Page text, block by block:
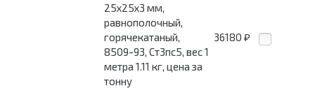
25x25x3 мм,
равнополочный,
горячекатаный,
8509-93, Ст3пс5, вес 1
метра 1.11 кг, цена за
тонну
36180 ₽